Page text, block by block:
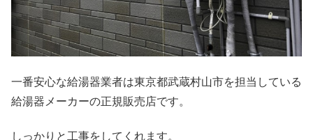
一番安心な給湯器業者は東京都武蔵村山市を担当している
給湯器メーカーの正規販売店です。
しっかりと工事をしてくれます。